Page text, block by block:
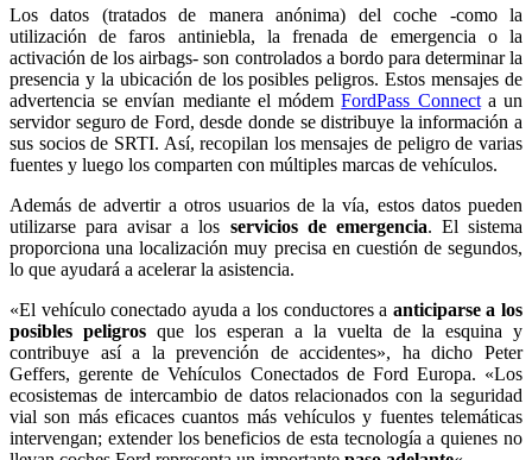
Los datos (tratados de manera anónima) del coche -como la
utilización de faros antiniebla, la frenada de emergencia o la
activación de los airbags- son controlados a bordo para determinar la
presencia y la ubicación de los posibles peligros. Estos mensajes de
advertencia se envían mediante el módemFordPass Connecta un
servidor seguro de Ford, desde donde se distribuye la información a
sus socios de SRTI. Así, recopilan los mensajes de peligro de varias
fuentes y luego los comparten con múltiples marcas de vehículos.
Además de advertir a otros usuarios de la vía, estos datos pueden
utilizarse para avisar a los servicios de emergencia. El sistema
proporciona una localización muy precisa en cuestión de segundos,
lo que ayudará a acelerar la asistencia.
«El vehículo conectado ayuda a los conductores a anticiparse a los
posibles peligros que los esperan a la vuelta de la esquina y
contribuye así a la prevención de accidentes», ha dicho Peter
Geffers, gerente de Vehículos Conectados de Ford Europa. «Los
ecosistemas de intercambio de datos relacionados con la seguridad
vial son más eficaces cuantos más vehículos y fuentes telemáticas
intervengan; extender los beneficios de esta tecnología a quienes no